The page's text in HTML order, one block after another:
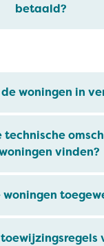
betaald?
woningen in
technische
vinden?
woningen